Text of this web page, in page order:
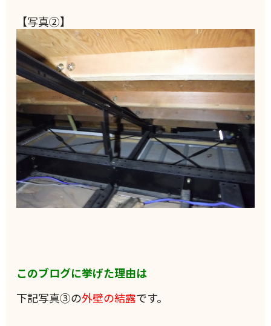
【写真②】
このブログに挙げた理由は
下記写真③の外壁の結露です。